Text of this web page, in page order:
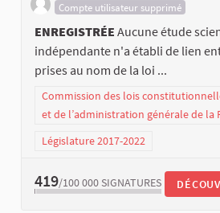
Compte utilisateur supprimé
ENREGISTRÉE Aucune étude
indépendante n'a établi de lien
prises au nom de la loi ...
Commission des lois
et de l’administration générale de la
Législature 2017-2022
419/100 000 SIGNATURES